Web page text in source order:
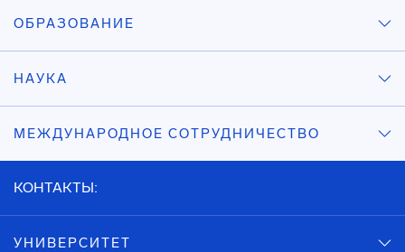
ОБРАЗОВАНИЕ
НАУКА
МЕЖДУНАРОДНОЕ СОТРУДНИЧЕСТВО
КОНТАКТЫ:
УНИВЕРСИТЕТ